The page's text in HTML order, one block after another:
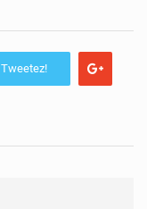
Tweetez!